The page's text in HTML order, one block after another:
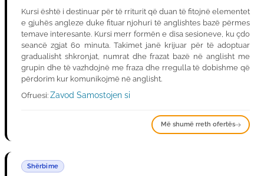
Kursi është i destinuar për të rriturit që duan të fitojnë elementet
e gjuhës angleze duke fituar njohuri të anglishtes bazë përmes
temave interesante. Kursi merr formën e disa sesioneve, ku çdo
seancë zgjat 60 minuta. Takimet janë krijuar për të adoptuar
gradualisht shkronjat, numrat dhe frazat bazë në anglisht me
grupin dhe të vazhdojnë me fraza dhe rregulla të dobishme që
përdorim kur komunikojmë në anglisht.
Ofruesi: Zavod Samostojen si
Më shumë rreth ofertës
Shërbime